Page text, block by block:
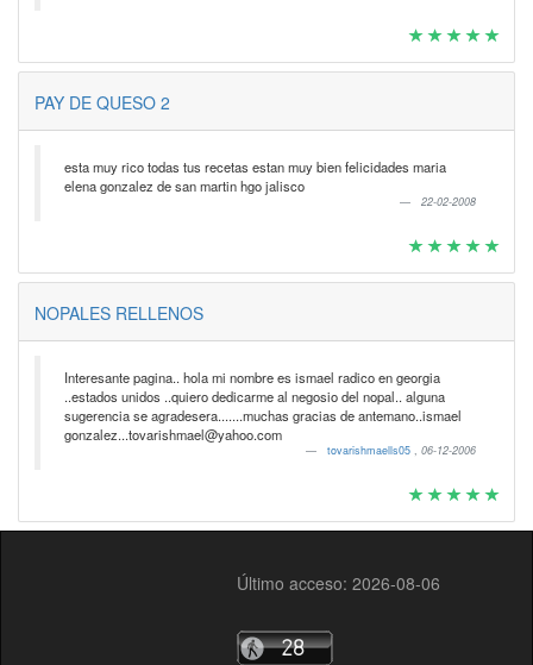
PAY DE QUESO 2
esta muy rico todas tus recetas estan muy bien felicidades maria
elena gonzalez de san martin hgo jalisco
22-02-2008
NOPALES RELLENOS
Interesante pagina.. hola mi nombre es ismael radico en georgia
..estados unidos ..quiero dedicarme al negosio del nopal.. alguna
sugerencia se agradesera.......muchas gracias de antemano..ismael
gonzalez...tovarishmael@yahoo.com
tovarishmaells05 , 06-12-2006
Último acceso: 2026-08-06